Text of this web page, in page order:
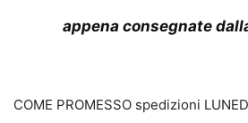
appena consegnate
COME PROMESSO spedizioni